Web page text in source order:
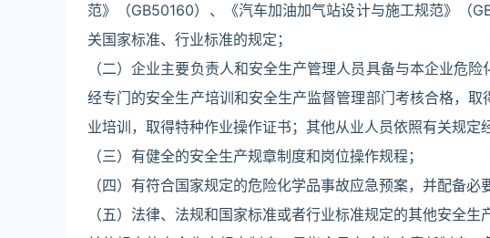
范》（GB50160）、《汽车加油加气站设计与施工规范》（
关国家标准、行业标准的规定；
（二）企业主要负责人和安全生产管理人员具备与本企业危
经专门的安全生产培训和安全生产监督管理部门考核合格，
业培训，取得特种作业操作证书；其他从业人员依照有关规定
（三）有健全的安全生产规章制度和岗位操作规程；
（四）有符合国家规定的危险化学品事故应急预案，并配备必
（五）法律、法规和国家标准或者行业标准规定的其他安全生